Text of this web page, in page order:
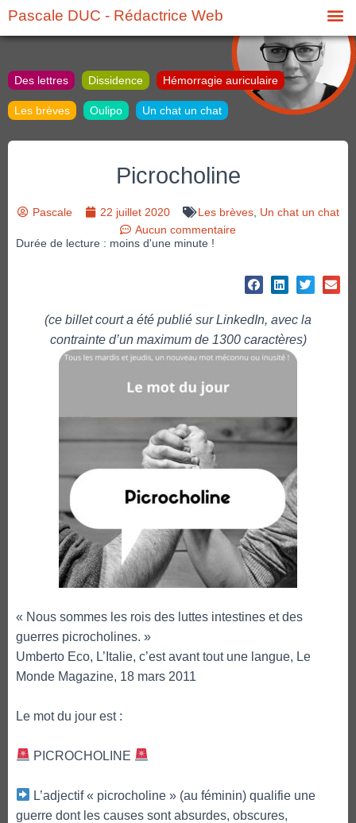
Pascale DUC - Rédactrice Web
Des lettres Dissidence Hémorragie auriculaire
Les brèves Oulipo Un chat un chat
Picrocholine
Pascale 22 juillet 2020 Les brèves, Un chat un chat
Aucun commentaire
Durée de lecture : moins d'une minute !
(ce billet court a été publié sur LinkedIn, avec la
contrainte d’un maximum de 1300 caractères)
« Nous sommes les rois des luttes intestines et des
guerres picrocholines. »
Umberto Eco, L’Italie, c’est avant tout une langue, Le
Monde Magazine, 18 mars 2011
Le mot du jour est :
PICROCHOLINE
L’adjectif « picrocholine » (au féminin) qualifie une
guerre dont les causes sont absurdes, obscures,